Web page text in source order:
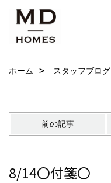
ホーム スタッフブログ
前の記事
8/14〇付箋〇